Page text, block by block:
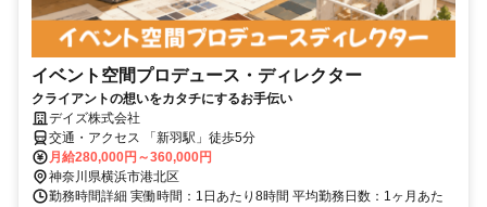
イベント空間プロデュース・ディレクター
クライアントの想いをカタチにするお手伝い
デイズ株式会社
交通・アクセス 「新羽駅」徒歩5分
月給280,000円～360,000円
神奈川県横浜市港北区
勤務時間詳細 実働時間：1日あたり8時間 平均勤務日数：1ヶ月あた